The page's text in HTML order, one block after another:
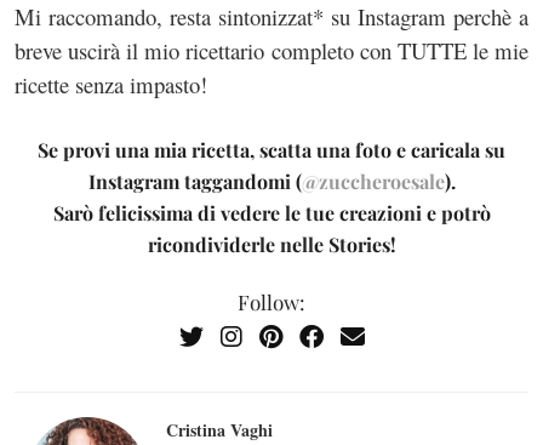
Mi raccomando, resta sintonizzat* su Instagram perchè a
breve uscirà il mio ricettario completo con TUTTE le mie
ricette senza impasto!
Se provi una mia ricetta, scatta una foto e caricala su
Instagram taggandomi (@zuccheroesale).
Sarò felicissima di vedere le tue creazioni e potrò
ricondividerle nelle Stories!
Follow:
Cristina Vaghi